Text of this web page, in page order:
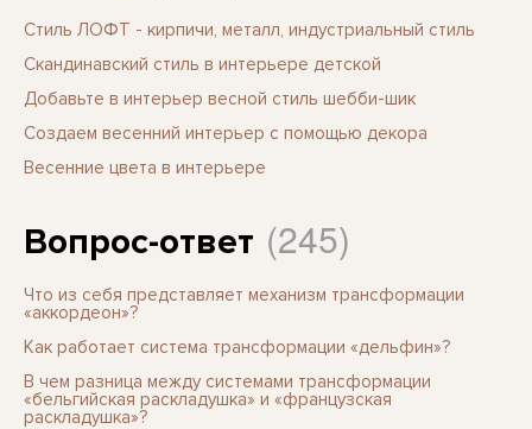
Стиль ЛОФТ - кирпичи, металл, индустриальный стиль
Скандинавский стиль в интерьере детской
Добавьте в интерьер весной стиль шебби-шик
Создаем весенний интерьер с помощью декора
Весенние цвета в интерьере
Вопрос-ответ (245)
Что из себя представляет механизм трансформации
«аккордеон»?
Как работает система трансформации «дельфин»?
В чем разница между системами трансформации
«бельгийская раскладушка» и «французская
раскладушка»?